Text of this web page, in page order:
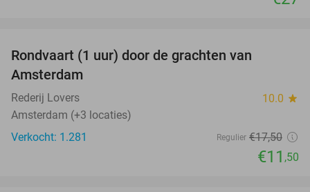
Rondvaart (1 uur) door de grachten van
Amsterdam
Rederij Lovers 10.0 star
Amsterdam (+3 locaties)
Verkocht: 1.281
Regulier €17,50
€11 ,50